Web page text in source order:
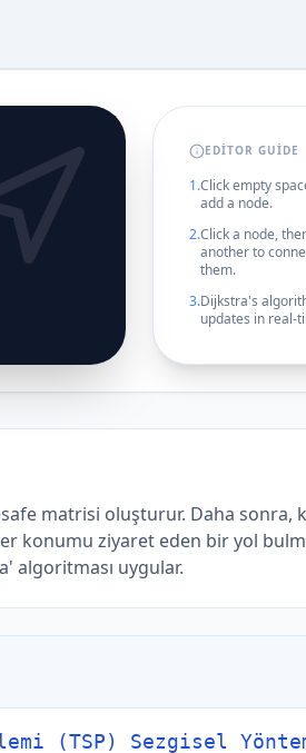
EDITOR GUIDE
1.Click empty
add a node.
2.Click a node,
another to
them.
3.Dijkstra's
updates in real-
matrisi oluşturur. Daha sonra,
konumu ziyaret eden bir yol
algoritması uygular.
(TSP) Sezgisel